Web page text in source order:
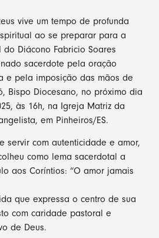
vive um tempo de profunda
ao se preparar para a
Diácono Fabricio Soares
sacerdote pela oração
e pela imposição das mãos de
Bispo Diocesano, no próximo dia
às 16h, na Igreja Matriz da
em Pinheiros/ES.
servir com autenticidade e amor,
como lema sacerdotal a
aos Coríntios: “O amor jamais
que expressa o centro de sua
com caridade pastoral e
de Deus.